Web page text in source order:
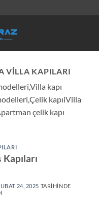
VILLA KAPILARI
kapı
kapıiVilla
çelik kapı
24, 2025 TARIHINDE